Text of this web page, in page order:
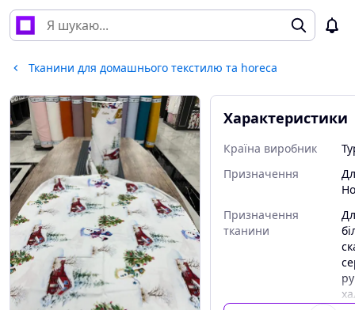
Тканини для домашнього текстилю та horeca
Характеристики
Країна виробник
Призначення
Призначення
тканини